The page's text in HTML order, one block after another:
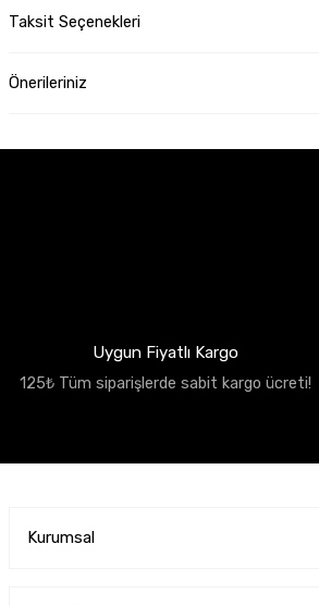
Taksit Seçenekleri
Önerileriniz
Uygun Fiyatlı Kargo
125₺ Tüm siparişlerde sabit kargo ücreti!
Kurumsal